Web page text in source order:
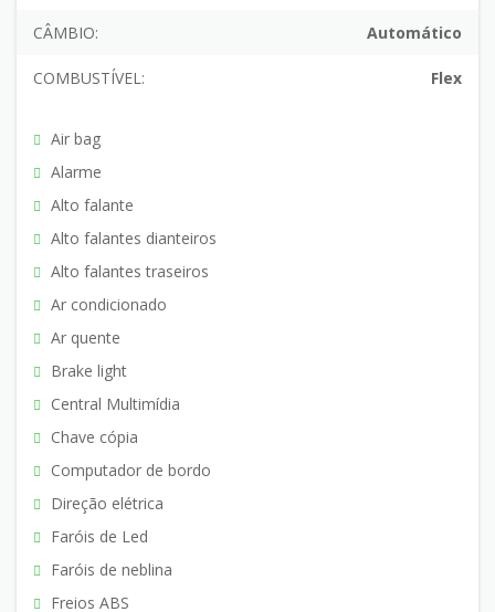
CÂMBIO: Automático
COMBUSTÍVEL: Flex
Air bag
Alarme
Alto falante
Alto falantes dianteiros
Alto falantes traseiros
Ar condicionado
Ar quente
Brake light
Central Multimídia
Chave cópia
Computador de bordo
Direção elétrica
Faróis de Led
Faróis de neblina
Freios ABS